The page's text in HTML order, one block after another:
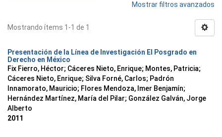
Mostrar filtros avanzados
Mostrando ítems 1-1 de 1
Presentación de la Línea de Investigación El Posgrado en
Derecho en México
Fix Fierro, Héctor; Cáceres Nieto, Enrique; Montes, Patricia;
Cáceres Nieto, Enrique; Silva Forné, Carlos; Padrón
Innamorato, Mauricio; Flores Mendoza, Imer Benjamín;
Hernández Martínez, María del Pilar; González Galván, Jorge
Alberto
2011